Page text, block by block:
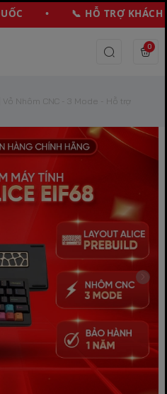
QUỐC • 📞 HỖ TRỢ
0
Vỏ Nhôm CNC - 3 Mode - Hỗ trợ